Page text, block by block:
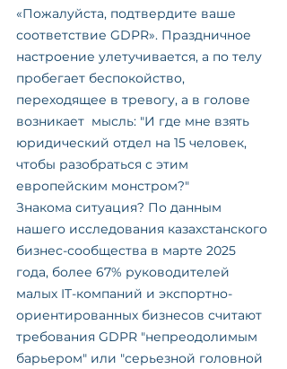
«Пожалуйста, подтвердите ваше
соответствие GDPR». Праздничное
настроение улетучивается, а по телу
пробегает беспокойство,
переходящее в тревогу, а в голове
возникает  мысль: "И где мне взять
юридический отдел на 15 человек,
чтобы разобраться с этим
европейским монстром?"
Знакома ситуация? По данным
нашего исследования казахстанского
бизнес-сообщества в марте 2025
года, более 67% руководителей
малых IT-компаний и экспортно-
ориентированных бизнесов считают
требования GDPR "непреодолимым
барьером" или "серьезной головной